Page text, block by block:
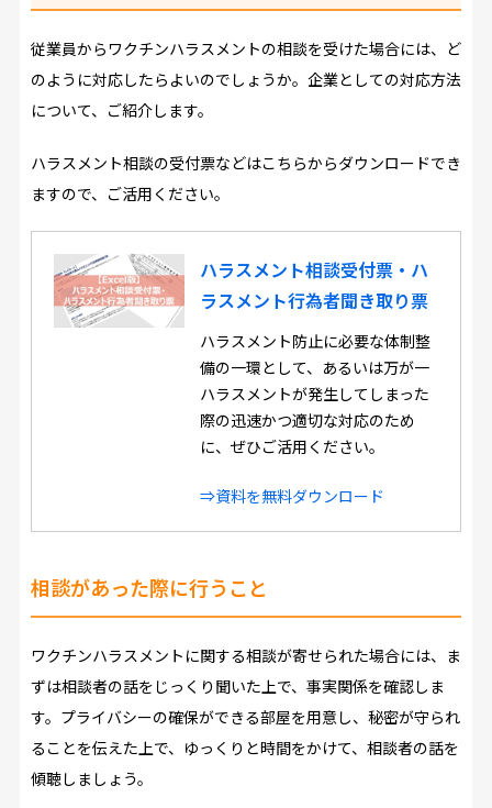
従業員からワクチンハラスメントの相談を受けた場合には、ど
のように対応したらよいのでしょうか。企業としての対応方法
について、ご紹介します。
ハラスメント相談の受付票などはこちらからダウンロードでき
ますので、ご活用ください。
ハラスメント相談受付票・ハ
ラスメント行為者聞き取り票
ハラスメント防止に必要な体制整
備の一環として、あるいは万が一
ハラスメントが発生してしまった
際の迅速かつ適切な対応のため
に、ぜひご活用ください。
⇒資料を無料ダウンロード
相談があった際に行うこと
ワクチンハラスメントに関する相談が寄せられた場合には、ま
ずは相談者の話をじっくり聞いた上で、事実関係を確認しま
す。プライバシーの確保ができる部屋を用意し、秘密が守られ
ることを伝えた上で、ゆっくりと時間をかけて、相談者の話を
傾聴しましょう。